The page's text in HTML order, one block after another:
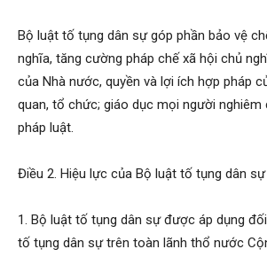
Bộ luật tố tụng dân sự góp phần bảo vệ
nghĩa, tăng cường pháp chế xã hội chủ
của Nhà nước, quyền và lợi ích hợp pháp
quan, tổ chức; giáo dục mọi người nghiêm
pháp luật.
Điều 2. Hiệu lực của Bộ luật tố tụng dân sự
1. Bộ luật tố tụng dân sự được áp dụng
tố tụng dân sự trên toàn lãnh thổ nước